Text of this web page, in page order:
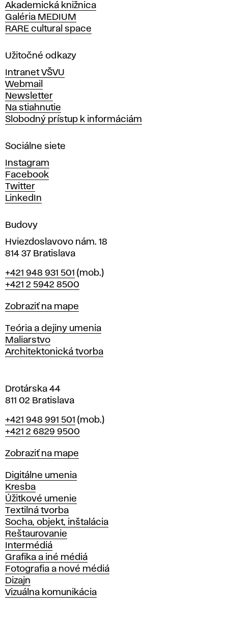
š
k
o
a
ý
t
v
a
r
ý
c
h
u
m
e
í
v
r
a
i
l
a
v
Akademická knižnica
Galéria MEDIUM
RARE cultural space
Užitočné odkazy
Intranet VŠVU
Webmail
Newsletter
Na stiahnutie
Slobodný prístup k informáciám
Sociálne siete
Instagram
Facebook
Twitter
LinkedIn
Budovy
Hviezdoslavovo nám. 18
814 37 Bratislava
Telefón
+421 948 931 501 (mob.)
+421 2 5942 8500
Mapa
Zobraziť na mape
Katedry
Teória a dejiny umenia
Maliarstvo
Architektonická tvorba
Drotárska 44
811 02 Bratislava
Telefón
+421 948 991 501 (mob.)
+421 2 6829 9500
Mapa
Zobraziť na mape
Katedry
Digitálne umenia
Kresba
Úžitkové umenie
Textilná tvorba
Socha, objekt, inštalácia
Reštaurovanie
Intermédiá
Grafika a iné médiá
Fotografia a nové médiá
Dizajn
Vizuálna komunikácia